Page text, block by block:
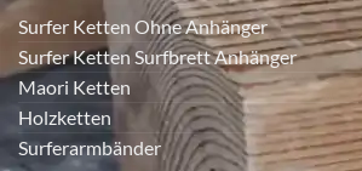
Surfer Ketten Ohne Anhänger
Surfer Ketten Surfbrett Anhänger
Maori Ketten
Holzketten
Surferarmbänder